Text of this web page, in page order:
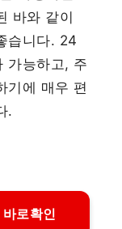
바와 같이
습니다. 24
가능하고, 주
기에 매우 편
.
로확인